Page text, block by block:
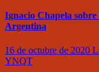
Ignacio Chapela
Argentina
16 de octubre de 2020
YNQT